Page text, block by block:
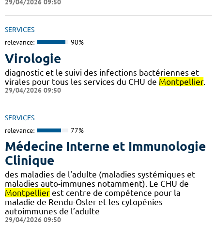
29/04/2026 09:50
SERVICES
relevance: 90%
Virologie
diagnostic et le suivi des infections bactériennes et
virales pour tous les services du CHU de Montpellier.
29/04/2026 09:50
SERVICES
relevance: 77%
Médecine Interne et Immunologie
Clinique
des maladies de l'adulte (maladies systémiques et
maladies auto-immunes notamment). Le CHU de
Montpellier est centre de compétence pour la
maladie de Rendu-Osler et les cytopénies
autoimmunes de l’adulte
29/04/2026 09:50